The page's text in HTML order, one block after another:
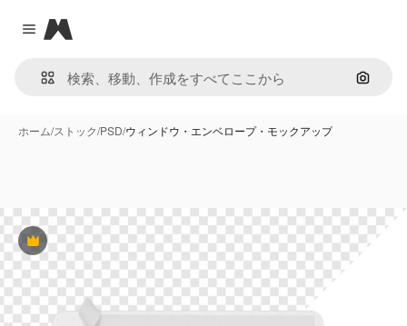
Close menu
Magnific
画像で
ホーム/ストック/PSD/ウィンドウ・エンベロープ・モックアップ
Premium